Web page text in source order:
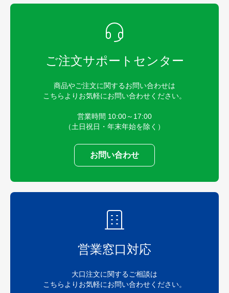
ご注文サポートセンター
商品やご注文に関するお問い合わせは
こちらよりお気軽にお問い合わせください。
営業時間 10:00～17:00
（土日祝日・年末年始を除く）
お問い合わせ
営業窓口対応
大口注文に関するご相談は
こちらよりお気軽にお問い合わせください。